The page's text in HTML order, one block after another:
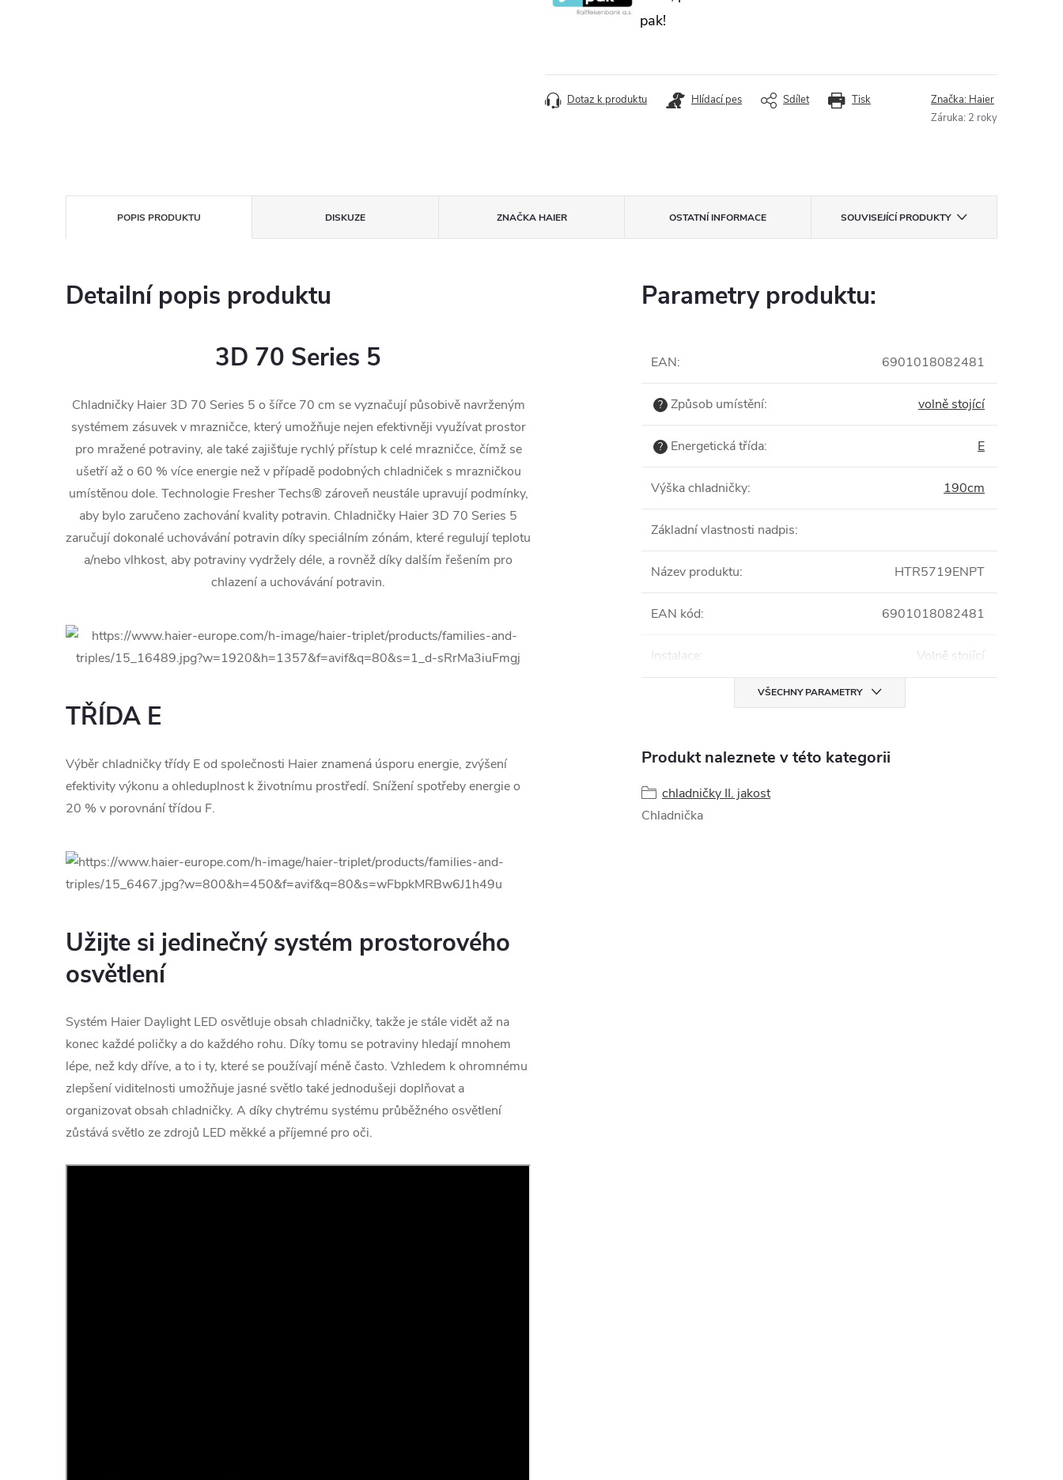
pak!
Tisk
Dotaz k produktu Hlídací pes Sdílet Značka: Haier
Záruka: 2 roky
POPIS PRODUKTU DISKUZE ZNAČKAHAIER OSTATNÍ INFORMACE SOUVISEJÍCÍ PRODUKTY
Detailní popis produktu
3D 70 Series 5
Chladničky Haier 3D 70 Series 5 o šířce 70 cm se vyznačují působivě navrženým
systémem zásuvek v mrazničce, který umožňuje nejen efektivněji využívat prostor
pro mražené potraviny, ale také zajišťuje rychlý přístup k celé mrazničce, čímž se
ušetří až o 60 % více energie než v případě podobných chladniček s mrazničkou
umístěnou dole. Technologie Fresher Techs® zároveň neustále upravují podmínky,
aby bylo zaručeno zachování kvality potravin. Chladničky Haier 3D 70 Series 5
zaručují dokonalé uchovávání potravin díky speciálním zónám, které regulují teplotu
a/nebo vlhkost, aby potraviny vydržely déle, a rovněž díky dalším řešením pro
chlazení a uchovávání potravin.
TŘÍDA E
Výběr chladničky třídy E od společnosti Haier znamená úsporu energie, zvýšení
efektivity výkonu a ohleduplnost k životnímu prostředí. Snížení spotřeby energie o
20 % v porovnání třídou F.
Užijte si jedinečný systém prostorového
osvětlení
Systém Haier Daylight LED osvětluje obsah chladničky, takže je stále vidět až na
konec každé poličky a do každého rohu. Díky tomu se potraviny hledají mnohem
lépe, než kdy dříve, a to i ty, které se používají méně často. Vzhledem k ohromnému
zlepšení viditelnosti umožňuje jasné světlo také jednodušeji doplňovat a
organizovat obsah chladničky. A díky chytrému systému průběžného osvětlení
zůstává světlo ze zdrojů LED měkké a příjemné pro oči.
Parametry produktu:
EAN: 6901018082481
? Způsob umístění: volně stojící
? Energetická třída: E
Výška chladničky: 190cm
Základní vlastnosti nadpis:
Název produktu: HTR5719ENPT
EAN kód: 6901018082481
Instalace: Volně stojící
VŠECHNY PARAMETRY
Produkt naleznete v této kategorii
chladničky II. jakost
Chladnička